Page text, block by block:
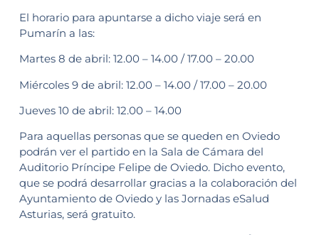
El horario para apuntarse a dicho viaje será en
Pumarín a las:
Martes 8 de abril: 12.00 – 14.00 / 17.00 – 20.00
Miércoles 9 de abril: 12.00 – 14.00 / 17.00 – 20.00
Jueves 10 de abril: 12.00 – 14.00
Para aquellas personas que se queden en Oviedo
podrán ver el partido en la Sala de Cámara del
Auditorio Príncipe Felipe de Oviedo. Dicho evento,
que se podrá desarrollar gracias a la colaboración del
Ayuntamiento de Oviedo y las Jornadas eSalud
Asturias, será gratuito.